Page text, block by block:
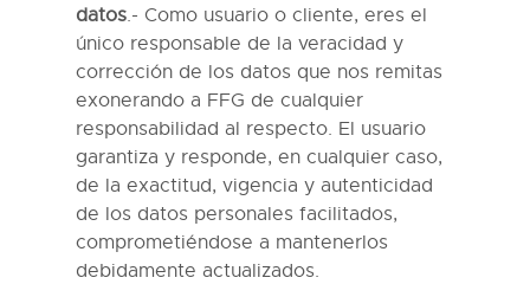
datos.- Como usuario o cliente, eres el
único responsable de la veracidad y
corrección de los datos que nos remitas
exonerando a FFG de cualquier
responsabilidad al respecto. El usuario
garantiza y responde, en cualquier caso,
de la exactitud, vigencia y autenticidad
de los datos personales facilitados,
comprometiéndose a mantenerlos
debidamente actualizados.